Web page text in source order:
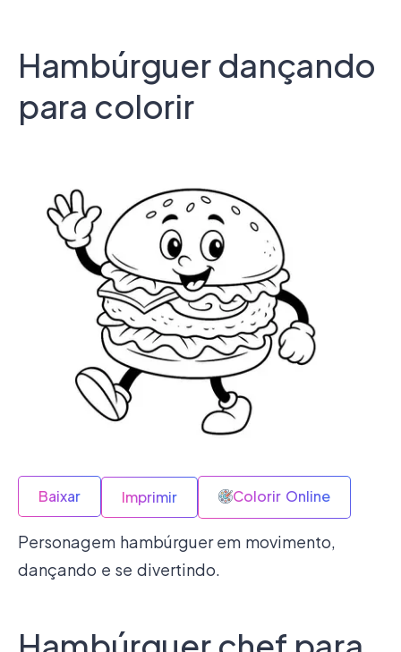
Hambúrguer dançando
para colorir
Baixar Imprimir Colorir Online
Personagem hambúrguer em movimento,
dançando e se divertindo.